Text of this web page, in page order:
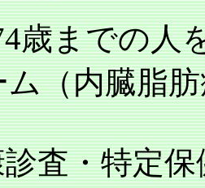
歳までの人
（内臓脂
査・特定